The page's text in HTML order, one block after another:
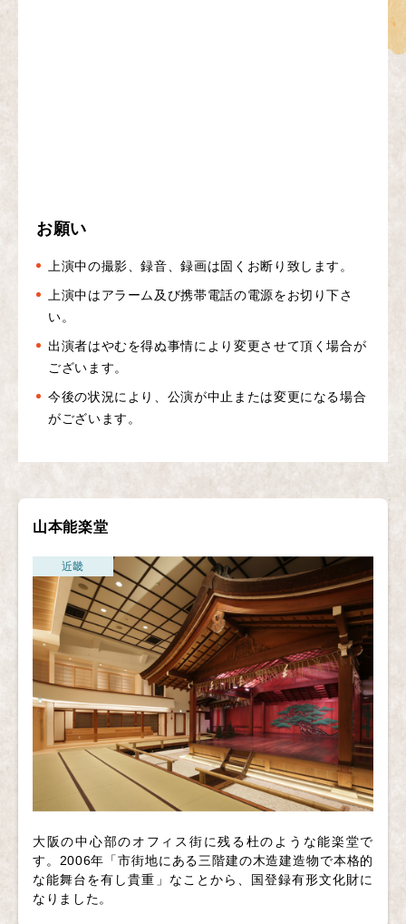
お願い
上演中の撮影、録音、録画は固くお断り致します。
上演中はアラーム及び携帯電話の電源をお切り下さ
い。
出演者はやむを得ぬ事情により変更させて頂く場合が
ございます。
今後の状況により、公演が中止または変更になる場合
がございます。
山本能楽堂
近畿
大阪の中心部のオフィス街に残る杜のような能楽堂で
す。2006年「市街地にある三階建の木造建造物で本格的
な能舞台を有し貴重」なことから、国登録有形文化財に
なりました。